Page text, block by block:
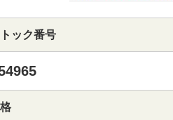
ック番号